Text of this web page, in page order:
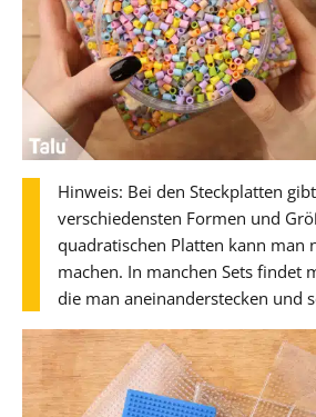
Hinweis: Bei den Steckplatten
verschiedensten Formen und
quadratischen Platten kann man
machen. In manchen Sets findet
die man aneinanderstecken und